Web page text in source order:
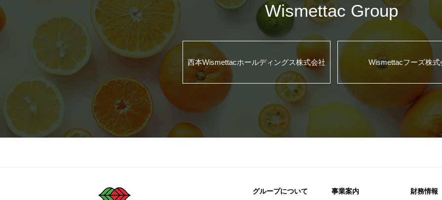
Wismettac Group
西本Wismettacホールディングス株式会社 Wismettacフーズ株式
グループについて 事業案内 財務情報